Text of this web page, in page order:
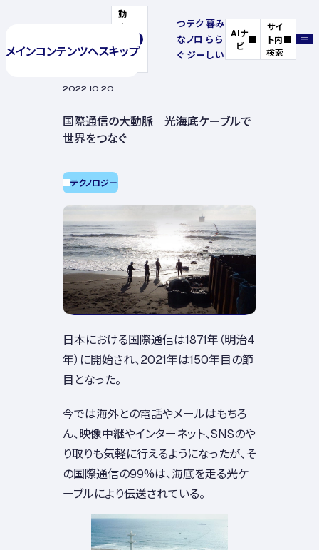
メインコンテンツへスキップ
動
き
停
つ
な
ぐ
テク
ノロ
ジー
暮
ら
し
み
ら
い
AIナ
ビ
サイ
ト内
検索
2022.10.20
国際通信の大動脈 光海底ケーブルで
世界をつなぐ
テクノロジー
日本における国際通信は1871年（明治4
年）に開始され、2021年は150年目の節
目となった。
今では海外との電話やメールはもちろ
ん、映像中継やインターネット、SNSのや
り取りも気軽に行えるようになったが、そ
の国際通信の99%は、海底を走る光ケ
ーブルにより伝送されている。